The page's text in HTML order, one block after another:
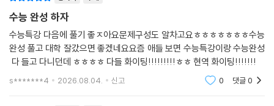
수능 완성 하자
수능특강 다음에 풀기 좋ㅈ아요문제구성도 알차고요ㅎㅎㅎㅎㅎㅎㅎ수능
완성 풀고 대학 잘갔으면 좋겠네요요즘 애들 보면 수능특강이랑 수능완성
다 들고 다니던데 ㅎㅎㅎㅎ 다들 화이팅!!!!!!!!!ㅎㅎ 현역 화이팅!!!!!!!
s*******4 2026.08.04. 신고 0 댓글0